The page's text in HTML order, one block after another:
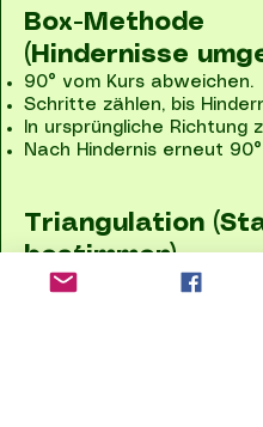
Box-Methode
(Hindernisse
90° vom Kurs abweichen.
Schritte zählen, bis
In ursprüngliche Richtung
Nach Hindernis erneut
Triangulation
bestimmen)
Zwei markante Punkte